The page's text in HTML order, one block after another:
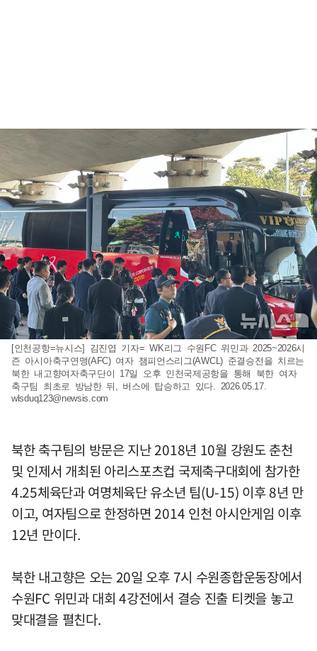
[인천공항=뉴시스] 김진엽 기자= WK리그 수원FC 위민과 2025~2026시
즌 아시아축구연맹(AFC) 여자 챔피언스리그(AWCL) 준결승전을 치르는
북한 내고향여자축구단이 17일 오후 인천국제공항을 통해 북한 여자
축구팀 최초로 방남한 뒤, 버스에 탑승하고 있다. 2026.05.17.
wlsduq123@newsis.com
북한 축구팀의 방문은 지난 2018년 10월 강원도 춘천
및 인제서 개최된 아리스포츠컵 국제축구대회에 참가한
4.25체육단과 여명체육단 유소년 팀(U-15) 이후 8년 만
이고, 여자팀으로 한정하면 2014 인천 아시안게임 이후
12년 만이다.
북한 내고향은 오는 20일 오후 7시 수원종합운동장에서
수원FC 위민과 대회 4강전에서 결승 진출 티켓을 놓고
맞대결을 펼친다.